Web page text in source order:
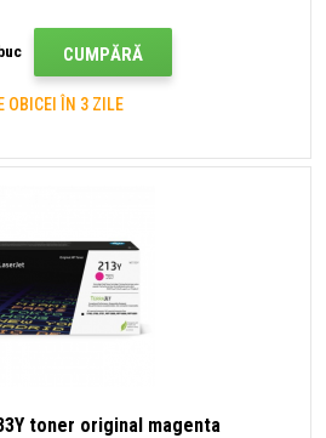
CUMPĂRĂ
OBICEI ÎN 3 ZILE
toner original magenta